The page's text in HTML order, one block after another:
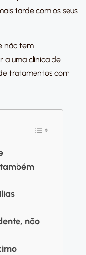
tarde com os seus
não tem
a uma clínica de
tratamentos com
não